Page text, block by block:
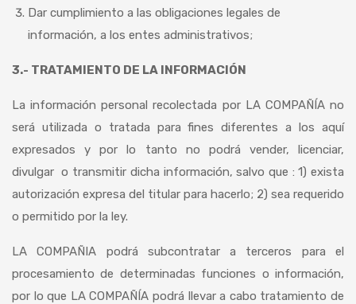
Dar cumplimiento a las obligaciones legales de
información, a los entes administrativos;
3.- TRATAMIENTO DE LA INFORMACIÓN
La información personal recolectada por LA COMPAÑÍA no
será utilizada o tratada para fines diferentes a los aquí
expresados y por lo tanto no podrá vender, licenciar,
divulgar o transmitir dicha información, salvo que : 1) exista
autorización expresa del titular para hacerlo; 2) sea requerido
o permitido por la ley.
LA COMPAÑIA podrá subcontratar a terceros para el
procesamiento de determinadas funciones o información,
por lo que LA COMPAÑÍA podrá llevar a cabo tratamiento de